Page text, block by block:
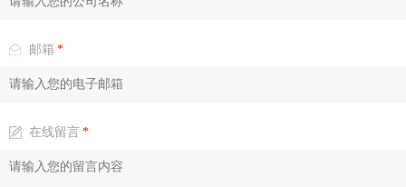
邮箱 *
在线留言 *